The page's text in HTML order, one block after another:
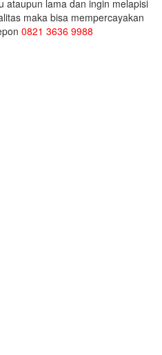
ataupun lama dan ingin melapisi
maka bisa mempercayakan
0821 3636 9988